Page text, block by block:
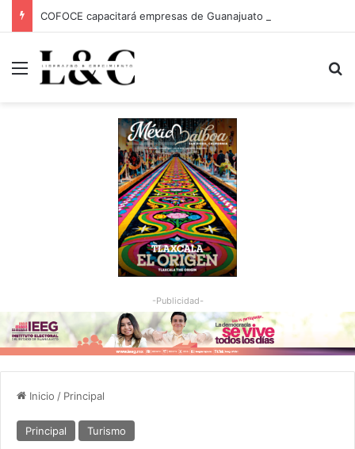
Menu
-Publicidad-
Inicio / Principal
Principal Turismo